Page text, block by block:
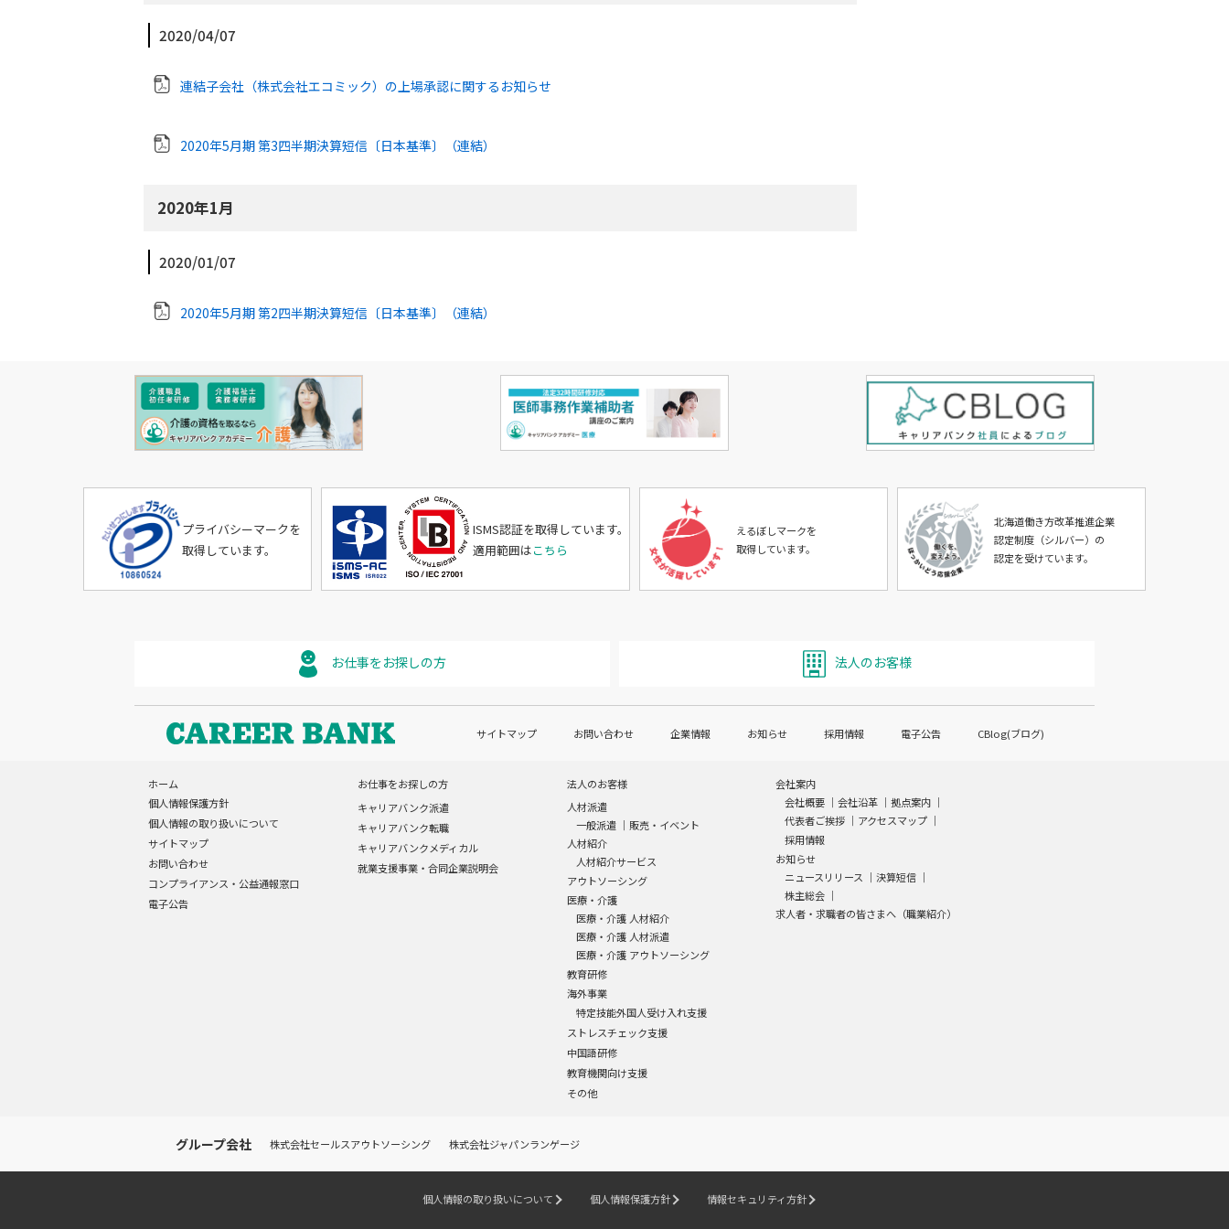
2020/04/07
連結子会社（株式会社エコミック）の上場承認に関するお知らせ
2020年5月期 第3四半期決算短信〔日本基準〕（連結）
2020年1月
2020/01/07
2020年5月期 第2四半期決算短信〔日本基準〕（連結）
プライバシーマークを
取得しています。
ISMS認証を取得しています。
適用範囲はこちら
えるぼしマークを
取得しています。
北海道働き方改革推進企業
認定制度（シルバー）の
認定を受けています。
お仕事をお探しの方 法人のお客様
サイトマップ お問い合わせ 企業情報 お知らせ 採用情報 電子公告 CBlog(ブログ)
ホーム
個人情報保護方針
個人情報の取り扱いについて
サイトマップ
お問い合わせ
コンプライアンス・公益通報窓口
電子公告
お仕事をお探しの方
キャリアバンク派遣
キャリアバンク転職
キャリアバンクメディカル
就業支援事業・合同企業説明会
法人のお客様
人材派遣
一般派遣｜ 販売・イベント
人材紹介
人材紹介サービス
アウトソーシング
医療・介護
医療・介護 人材紹介
医療・介護 人材派遣
医療・介護 アウトソーシング
教育研修
海外事業
特定技能外国人受け入れ支援
ストレスチェック支援
中国語研修
教育機関向け支援
その他
会社案内
会社概要 ｜会社沿革 ｜拠点案内 ｜
代表者ご挨拶 ｜ アクセスマップ ｜
採用情報
お知らせ
ニュースリリース ｜決算短信 ｜
株主総会 ｜
求人者・求職者の皆さまへ（職業紹介）
グループ会社 株式会社セールスアウトソーシング 株式会社ジャパンランゲージ
個人情報の取り扱いについて 個人情報保護方針 情報セキュリティ方針